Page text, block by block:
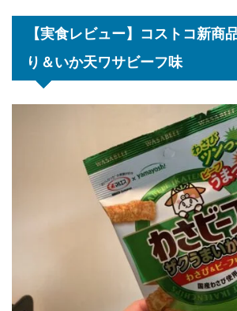
【実食レビュー】コストコ新商
り＆いか天ワサビーフ味